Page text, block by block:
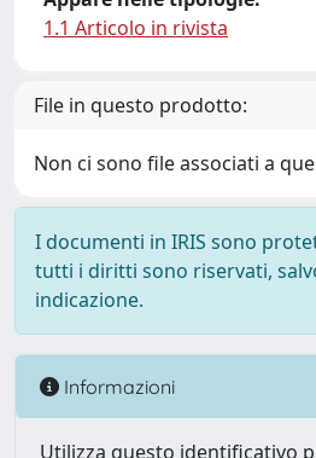
1.1 Articolo in rivista
File in questo prodotto:
Non ci sono file associati a
I documenti in IRIS sono
tutti i diritti sono riservati,
indicazione.
Informazioni
Utilizza questo identificativo